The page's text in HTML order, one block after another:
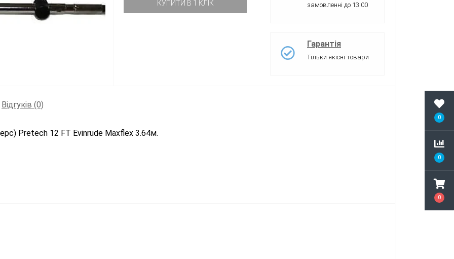
0
0
0
КУПИТИ В 1 КЛІК
замовленні до 13:00
Гарантія
Тільки якісні товари
Відгуків (0)
Pretech 12 FT Evinrude Maxflex 3.64м.